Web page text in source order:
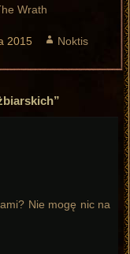
Wrath
2015 Autor
Noktis
Nie mogę nic na